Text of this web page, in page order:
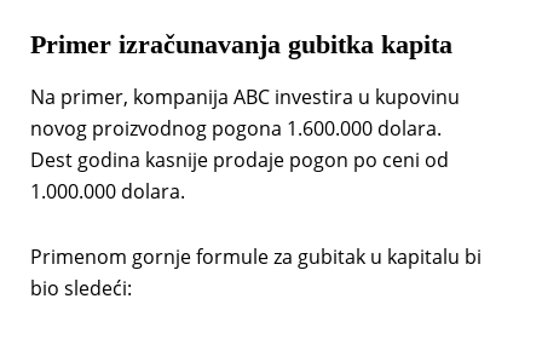
Primer izračunavanja gubitka kapita
Na primer, kompanija ABC investira u kupovinu
novog proizvodnog pogona 1.600.000 dolara.
Dest godina kasnije prodaje pogon po ceni od
1.000.000 dolara.
Primenom gornje formule za gubitak u kapitalu bi
bio sledeći: